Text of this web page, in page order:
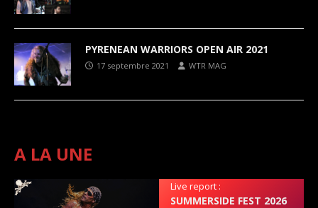
PYRENEAN WARRIORS OPEN AIR 2021
17 septembre 2021 WTR MAG
A LA UNE
Live report :
SUMMERSIDE FEST 2026